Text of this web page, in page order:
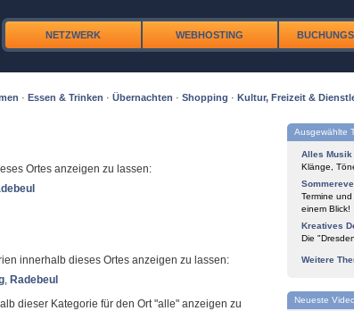
NETZWERK WEBHOSTING
· Essen & Trinken · Übernachten · Shopping · Kultur, Freizeit &
Ortes anzeigen zu lassen:
innerhalb dieses Ortes anzeigen zu lassen:
, Radebeul
dieser Kategorie für den Ort "alle" anzeigen zu
Ausgewählte
Alles Musik
Klänge,
Termine
einem Blick!
Kreatives
Die
Weitere
Neueste